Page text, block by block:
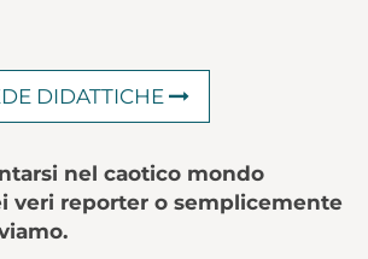
DIDATTICHE
nel caotico mondo
veri reporter o semplicemente